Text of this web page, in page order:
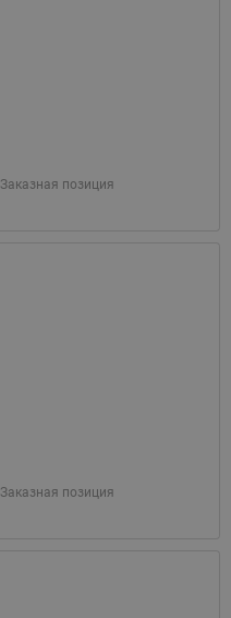
Заказная позиция
Заказная позиция